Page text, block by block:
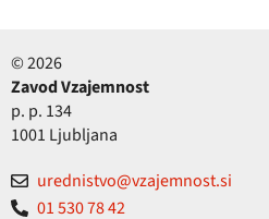
© 2026
Zavod Vzajemnost
p. p. 134
1001 Ljubljana
urednistvo@vzajemnost.si
01 530 78 42